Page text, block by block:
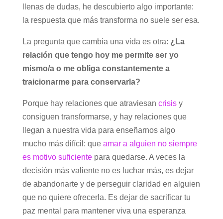
llenas de dudas, he descubierto algo importante:
la respuesta que más transforma no suele ser esa.
La pregunta que cambia una vida es otra: ¿La
relación que tengo hoy me permite ser yo
mismo/a o me obliga constantemente a
traicionarme para conservarla?
Porque hay relaciones que atraviesan crisisy
consiguen transformarse, y hay relaciones que
llegan a nuestra vida para enseñarnos algo
mucho más difícil: que amar a alguien no siempre
es motivo suficientepara quedarse. A veces la
decisión más valiente no es luchar más, es dejar
de abandonarte y de perseguir claridad en alguien
que no quiere ofrecerla. Es dejar de sacrificar tu
paz mental para mantener viva una esperanza